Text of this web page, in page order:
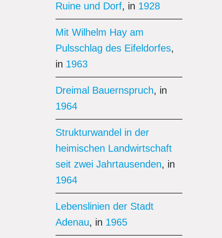
Ruine und Dorf, in 1928
Mit Wilhelm Hay am
Pulsschlag des Eifeldorfes,
in 1963
Dreimal Bauernspruch, in
1964
Strukturwandel in der
heimischen Landwirtschaft
seit zwei Jahrtausenden, in
1964
Lebenslinien der Stadt
Adenau, in 1965